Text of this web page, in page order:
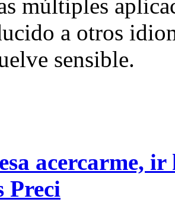
múltiples
a otros
sensible.
acercarme,
Preci